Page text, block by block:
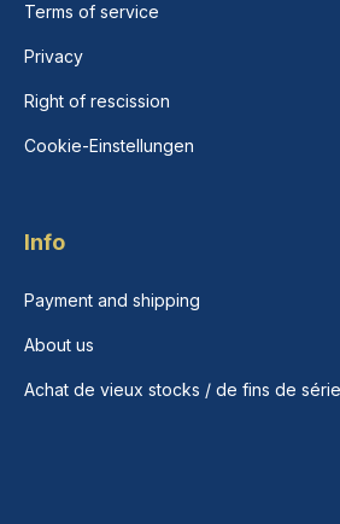
Terms of service
Privacy
Right of rescission
Cookie-Einstellungen
Info
Payment and shipping
About us
Achat de vieux stocks / de fins de série